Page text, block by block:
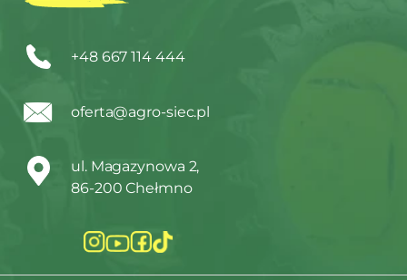
+48 667 114 444
oferta@agro-siec.pl
ul. Magazynowa 2,
86-200 Chełmno